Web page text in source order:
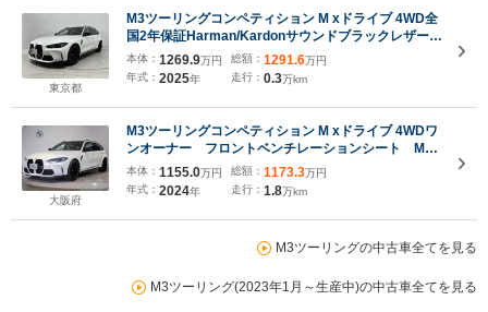
東京都
M3ツーリングコンペティション M xドライブ 4WD全
国2年保証Harman/KardonサウンドブラックレザーF
クラーメートシートアダプティブLEDライトDアシス
トプロパークアシスト+TVUV カット ガラスワイヤレ
ス充電純正F19/R20AW
本体： 1269.9万円
年式： 2025年
総額： 1291.6万円
走行： 0.3万km
大阪府
M3ツーリングコンペティション M xドライブ 4WDワ
ンオーナー フロントベンチレーションシート Mカ
ーボンファイバートリム シートヒーター アコース
ティックガラス ハーマンカードンスピーカー 電動
リアゲート ヘッドアップディスプレイ シートヒー
ター
本体： 1155.0万円
年式： 2024年
総額： 1173.3万円
走行： 1.8万km
M3ツーリングの中古車全てを見る
M3ツーリング(2023年1月～生産中)の中古車全てを見る